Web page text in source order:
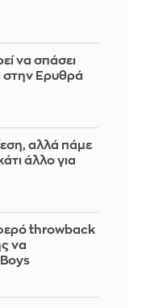
να σπάσει
στην Ερυθρά
αλλά πάμε
άλλο για
throwback
να